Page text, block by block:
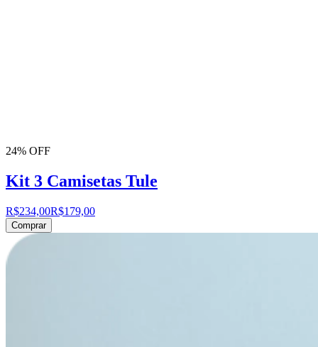
24% OFF
Kit 3 Camisetas Tule
R$234,00R$179,00
Comprar